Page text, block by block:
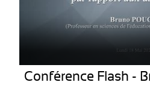
Conférence Flash -